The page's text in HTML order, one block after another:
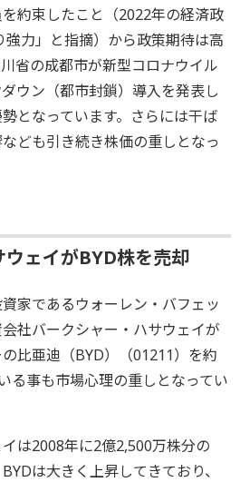
約束したこと（2022年の経済政
力」と指摘）から政策期待は高
省の成都市が新型コロナウイル
ウン（都市封鎖）導入を発表し
となっています。さらには干ば
ども引き続き株価の重しとなっ
ェイがBYD株を売却
家であるウォーレン・バフェッ
社バークシャー・ハサウェイが
比亜迪（BYD）（01211）を約
る事も市場心理の重しとなってい
は2008年に2億2,500万株分の
は大きく上昇してきており、